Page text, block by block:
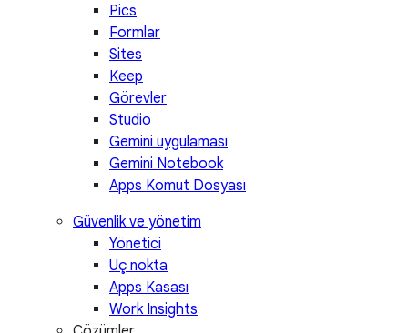
Pics
Formlar
Sites
Keep
Görevler
Studio
Gemini uygulaması
Gemini Notebook
Apps Komut Dosyası
Güvenlik ve yönetim
Yönetici
Uç nokta
Apps Kasası
Work Insights